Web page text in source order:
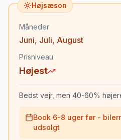
Højsæson
Måneder
Juni, Juli, August
Prisniveau
Højest
Bedst vejr, men 40-60%
Book 6-8 uger før -
udsolgt